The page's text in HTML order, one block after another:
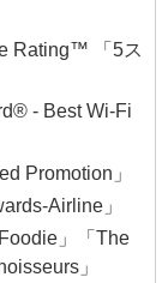
Rating™ 「5ス
- Best Wi-Fi
Promotion」
Airline」
」「The
」